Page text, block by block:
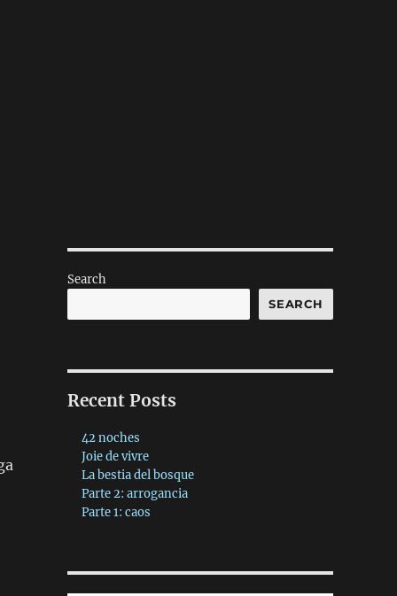
Search
SEARCH
Recent Posts
42 noches
Joie de vivre
La bestia del bosque
Parte 2: arrogancia
Parte 1: caos